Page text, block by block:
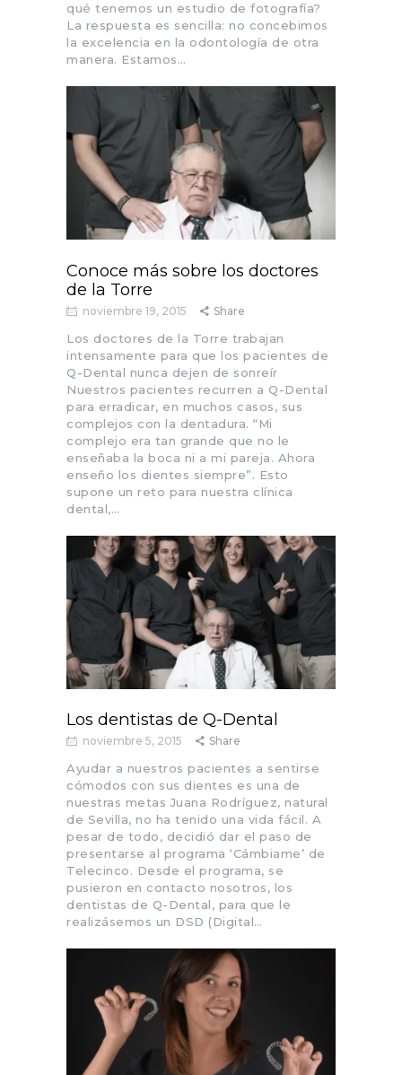
qué tenemos un estudio de fotografía?
La respuesta es sencilla: no concebimos
la excelencia en la odontología de otra
manera. Estamos…
Conoce más sobre los doctores
de la Torre
noviembre 19, 2015 Share
Los doctores de la Torre trabajan
intensamente para que los pacientes de
Q-Dental nunca dejen de sonreír
Nuestros pacientes recurren a Q-Dental
para erradicar, en muchos casos, sus
complejos con la dentadura. “Mi
complejo era tan grande que no le
enseñaba la boca ni a mi pareja. Ahora
enseño los dientes siempre”. Esto
supone un reto para nuestra clínica
dental,…
Los dentistas de Q-Dental
noviembre 5, 2015 Share
Ayudar a nuestros pacientes a sentirse
cómodos con sus dientes es una de
nuestras metas Juana Rodríguez, natural
de Sevilla, no ha tenido una vida fácil. A
pesar de todo, decidió dar el paso de
presentarse al programa ‘Cámbiame’ de
Telecinco. Desde el programa, se
pusieron en contacto nosotros, los
dentistas de Q-Dental, para que le
realizásemos un DSD (Digital…